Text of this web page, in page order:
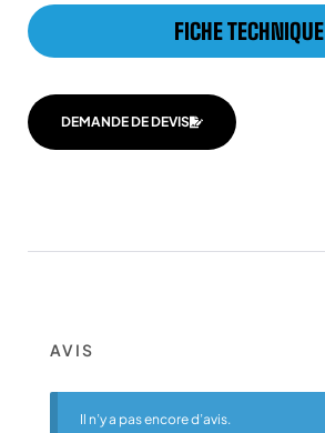
FICHE TECHNIQUE
DEMANDE DE DEVIS
AVIS
Il n’y a pas encore d’avis.